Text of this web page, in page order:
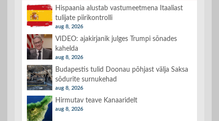
Hispaania alustab vastumeetmena Itaaliast
tulijate piirikontrolli
aug 8, 2026
VIDEO: ajakirjanik julges Trumpi sõnades
kahelda
aug 8, 2026
Budapestis tulid Doonau põhjast välja Saksa
sõdurite surnukehad
aug 8, 2026
Hirmutav teave Kanaaridelt
aug 8, 2026